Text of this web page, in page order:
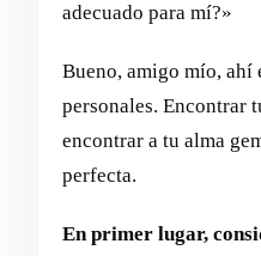
adecuado para mí?»
Bueno, amigo mío, ahí
personales. Encontrar
encontrar a tu alma
perfecta.
En primer lugar,